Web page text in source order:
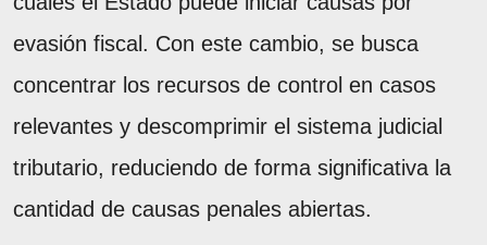
evasión fiscal. Con este cambio, se busca
concentrar los recursos de control en casos
relevantes y descomprimir el sistema judicial
tributario, reduciendo de forma significativa la
cantidad de causas penales abiertas.